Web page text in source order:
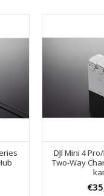
DJI Mini 4
Two-Way